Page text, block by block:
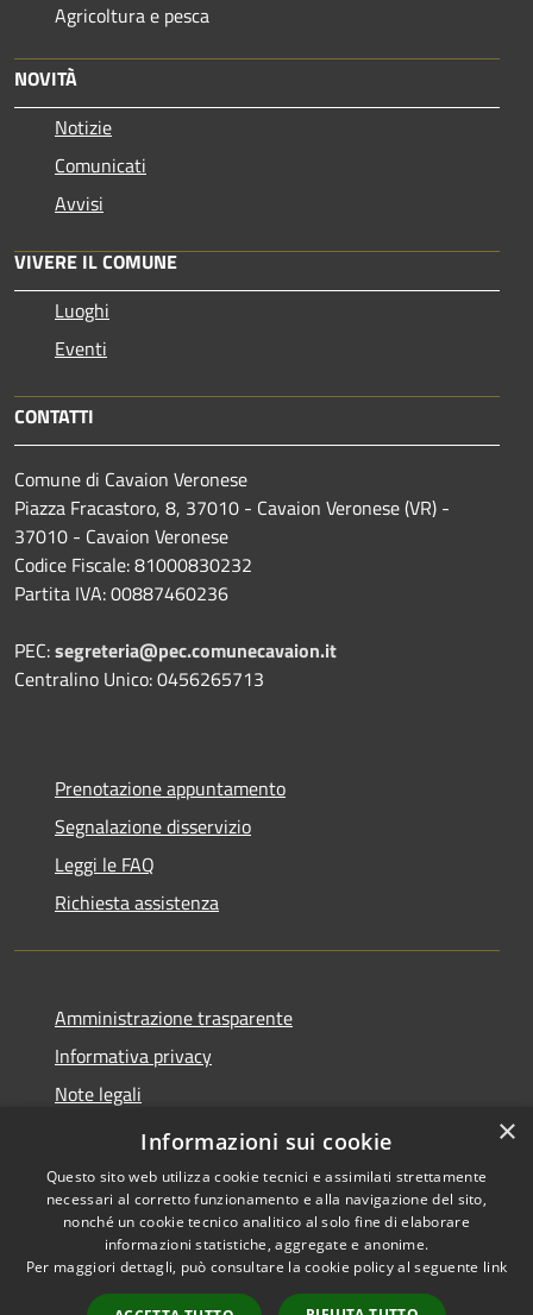
Agricoltura e pesca
NOVITÀ
Notizie
Comunicati
Avvisi
VIVERE IL COMUNE
Luoghi
Eventi
CONTATTI
Comune di Cavaion Veronese
Piazza Fracastoro, 8, 37010 - Cavaion Veronese (VR) -
37010 - Cavaion Veronese
Codice Fiscale: 81000830232
Partita IVA: 00887460236
PEC:segreteria@pec.comunecavaion.it
Centralino Unico: 0456265713
Prenotazione appuntamento
Segnalazione disservizio
Leggi le FAQ
Richiesta assistenza
Amministrazione trasparente
Informativa privacy
Note legali
Dichiarazione di accessibilità
Accessibilità
Copyright © 2026 • Comune di
Cavaion Veronese • Powered
byMunicipium Accesso
×
Informazioni sui cookie
Questo sito web utilizza cookie tecnici e assimilati strettamente
necessari al corretto funzionamento e alla navigazione del sito,
nonché un cookie tecnico analitico al solo fine di elaborare
informazioni statistiche, aggregate e anonime.
Per maggiori dettagli, può consultare la cookie policy al seguente link